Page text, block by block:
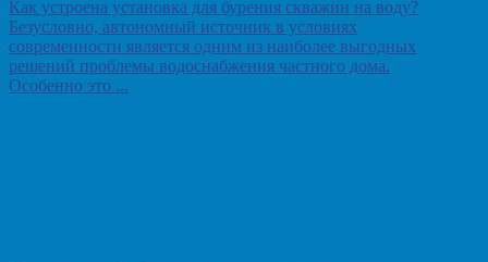
Как устроена установка для бурения скважин на воду?
Безусловно, автономный источник в условиях
современности является одним из наиболее выгодных
решений проблемы водоснабжения частного дома.
Особенно это ...